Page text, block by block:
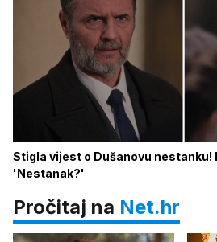
Stigla vijest o Dušanovu nestanku!
'Nestanak?'
Pročitaj na Net.hr